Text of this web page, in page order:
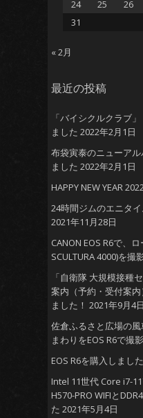
24 25 26
31
« 2月
最近の投稿
「バイシクルクラブ
ました 2022年2月1日
布袋寅泰のニューア
ました 2022年2月1日
HAPPY NEW YEAR
24時間ジムのエニタ
2021年11月28日
CANON EOS R6で、
SCULTURA 4000)を撮
「自衛隊 大規模接種
案内（予約・受付案
ました！ 2021年9月4日
佐倉ふるさと広場の
まわりをEOS R6で撮
EOS R6を購入しました
Intel 11世代 Core i7-
H570-PRO WIFIと
た 2021年5月4日